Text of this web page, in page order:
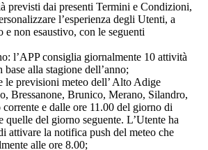
previsti dai presenti Termini e Condizioni,
l’esperienza degli Utenti, a
non esaustivo, con le seguenti
l’APP consiglia giornalmente 10 attività
base alla stagione dell’anno;
le previsioni meteo dell’ Alto Adige
Bressanone, Brunico, Merano, Silandro,
e dalle ore 11.00 del giorno di
quelle del giorno seguente. L’Utente ha
attivare la notifica push del meteo che
alle ore 8.00;